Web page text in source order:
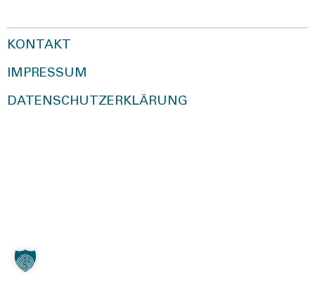
KONTAKT
IMPRESSUM
DATENSCHUTZERKLÄRUNG